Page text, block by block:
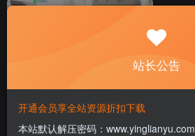
短信营销群发系统盈利旗舰版
源码
站长公告
开通会员享全站资源折扣下载
本站默认解压密码：www.yinglianyu.com